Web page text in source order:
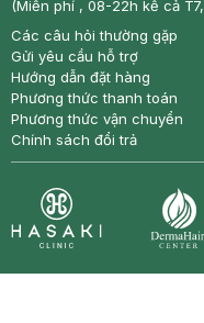
(Miễn phí , 08-22h kể cả
Các câu hỏi thường gặp
Gửi yêu cầu hỗ trợ
Hướng dẫn đặt hàng
Phương thức thanh toán
Phương thức vận chuyển
Chính sách đổi trả